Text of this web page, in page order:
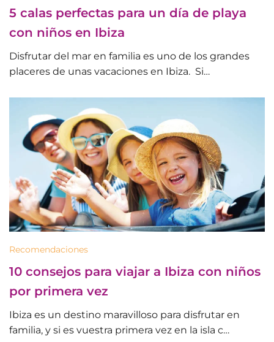
5 calas perfectas para un día de playa
con niños en Ibiza
Disfrutar del mar en familia es uno de los grandes
placeres de unas vacaciones en Ibiza. Si…
Recomendaciones
10 consejos para viajar a Ibiza con niños
por primera vez
Ibiza es un destino maravilloso para disfrutar en
familia, y si es vuestra primera vez en la isla c…